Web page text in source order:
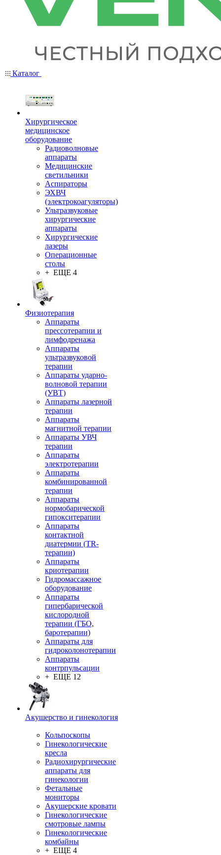
Каталог
Хирургическое
медицинское
оборудование
Радиоволновые
аппараты
Медицинские
светильники
Аспираторы
ЭХВЧ
(электрокоагуляторы)
Ультразвуковые
хирургические
аппараты
Хирургические
лазеры
Операционные
столы
+ ЕЩЕ 4
Физиотерапия
Аппараты
прессотерапии и
лимфодренажа
Аппараты
ультразвуковой
терапии
Аппараты ударно-
волновой терапии
(УВТ)
Аппараты лазерной
терапии
Аппараты
магнитной терапии
Аппараты УВЧ
терапии
Аппараты
электротерапии
Аппараты
комбинированной
терапии
Аппараты
нормобарической
гипокситерапии
Аппараты
контактной
диатермии (TR-
терапии)
Аппараты
криотерапии
Гидромассажное
оборудование
Аппараты
гипербарической
кислородной
терапии (ГБО,
баротерапии)
Аппараты для
гидроколонотерапии
Аппараты
контрпульсации
+ ЕЩЕ 12
Акушерство и гинекология
Кольпоскопы
Гинекологические
кресла
Радиохирургические
аппараты для
гинекологии
Фетальные
мониторы
Акушерские кровати
Гинекологические
смотровые лампы
Гинекологические
комбайны
+ ЕЩЕ 4